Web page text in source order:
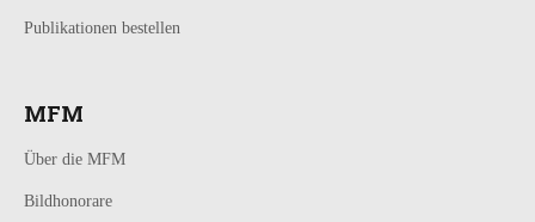
Publikationen bestellen
MFM
Über die MFM
Bildhonorare